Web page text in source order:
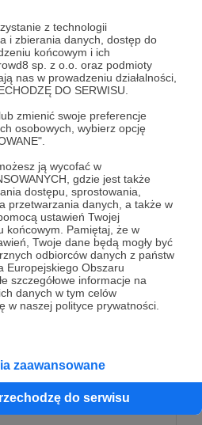
z technologii
i zbierania danych, dostęp do
końcowym i ich
sp. z o.o. oraz podmioty
nas w prowadzeniu działalności,
DO SERWISU.
zmienić swoje preferencje
osobowych, wybierz opcję
ją wycofać w
gdzie jest także
dostępu, sprostowania,
przetwarzania danych, a także w
ustawień Twojej
końcowym. Pamiętaj, że w
Twoje dane będą mogły być
odbiorców danych z państw
Europejskiego Obszaru
szczegółowe informacje na
danych w tym celów
w naszej polityce prywatności.
zaawansowane
do serwisu
mogę skupić się na
dokumentalnych a
w Ukrainie.Dzięki
się przed Tobą.
mecenasem mojej
Twojej pomocy jestem
swoich zadań